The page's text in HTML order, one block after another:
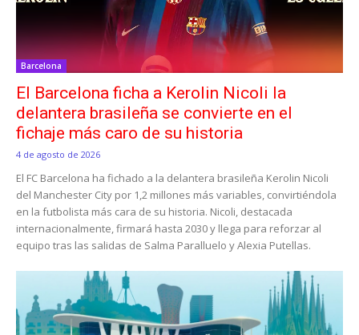
Barcelona
El Barcelona ficha a Kerolin Nicoli la
delantera brasileña se convierte en el
fichaje más caro de su historia
4 de agosto de 2026
El FC Barcelona ha fichado a la delantera brasileña Kerolin Nicoli
del Manchester City por 1,2 millones más variables, convirtiéndola
en la futbolista más cara de su historia. Nicoli, destacada
internacionalmente, firmará hasta 2030 y llega para reforzar al
equipo tras las salidas de Salma Paralluelo y Alexia Putellas.